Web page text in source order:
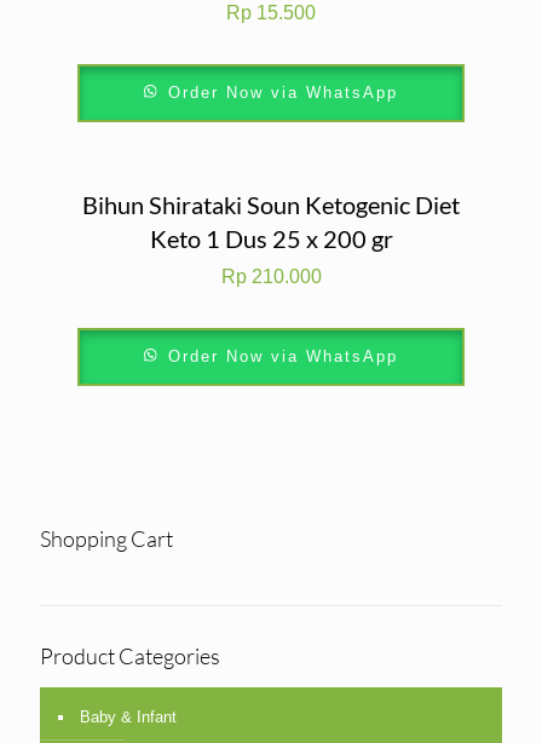
Rp 15.500
Order Now via WhatsApp
Bihun Shirataki Soun Ketogenic Diet
Keto 1 Dus 25 x 200 gr
Rp210.000
Order Now via WhatsApp
Shopping Cart
Product Categories
Baby & Infant